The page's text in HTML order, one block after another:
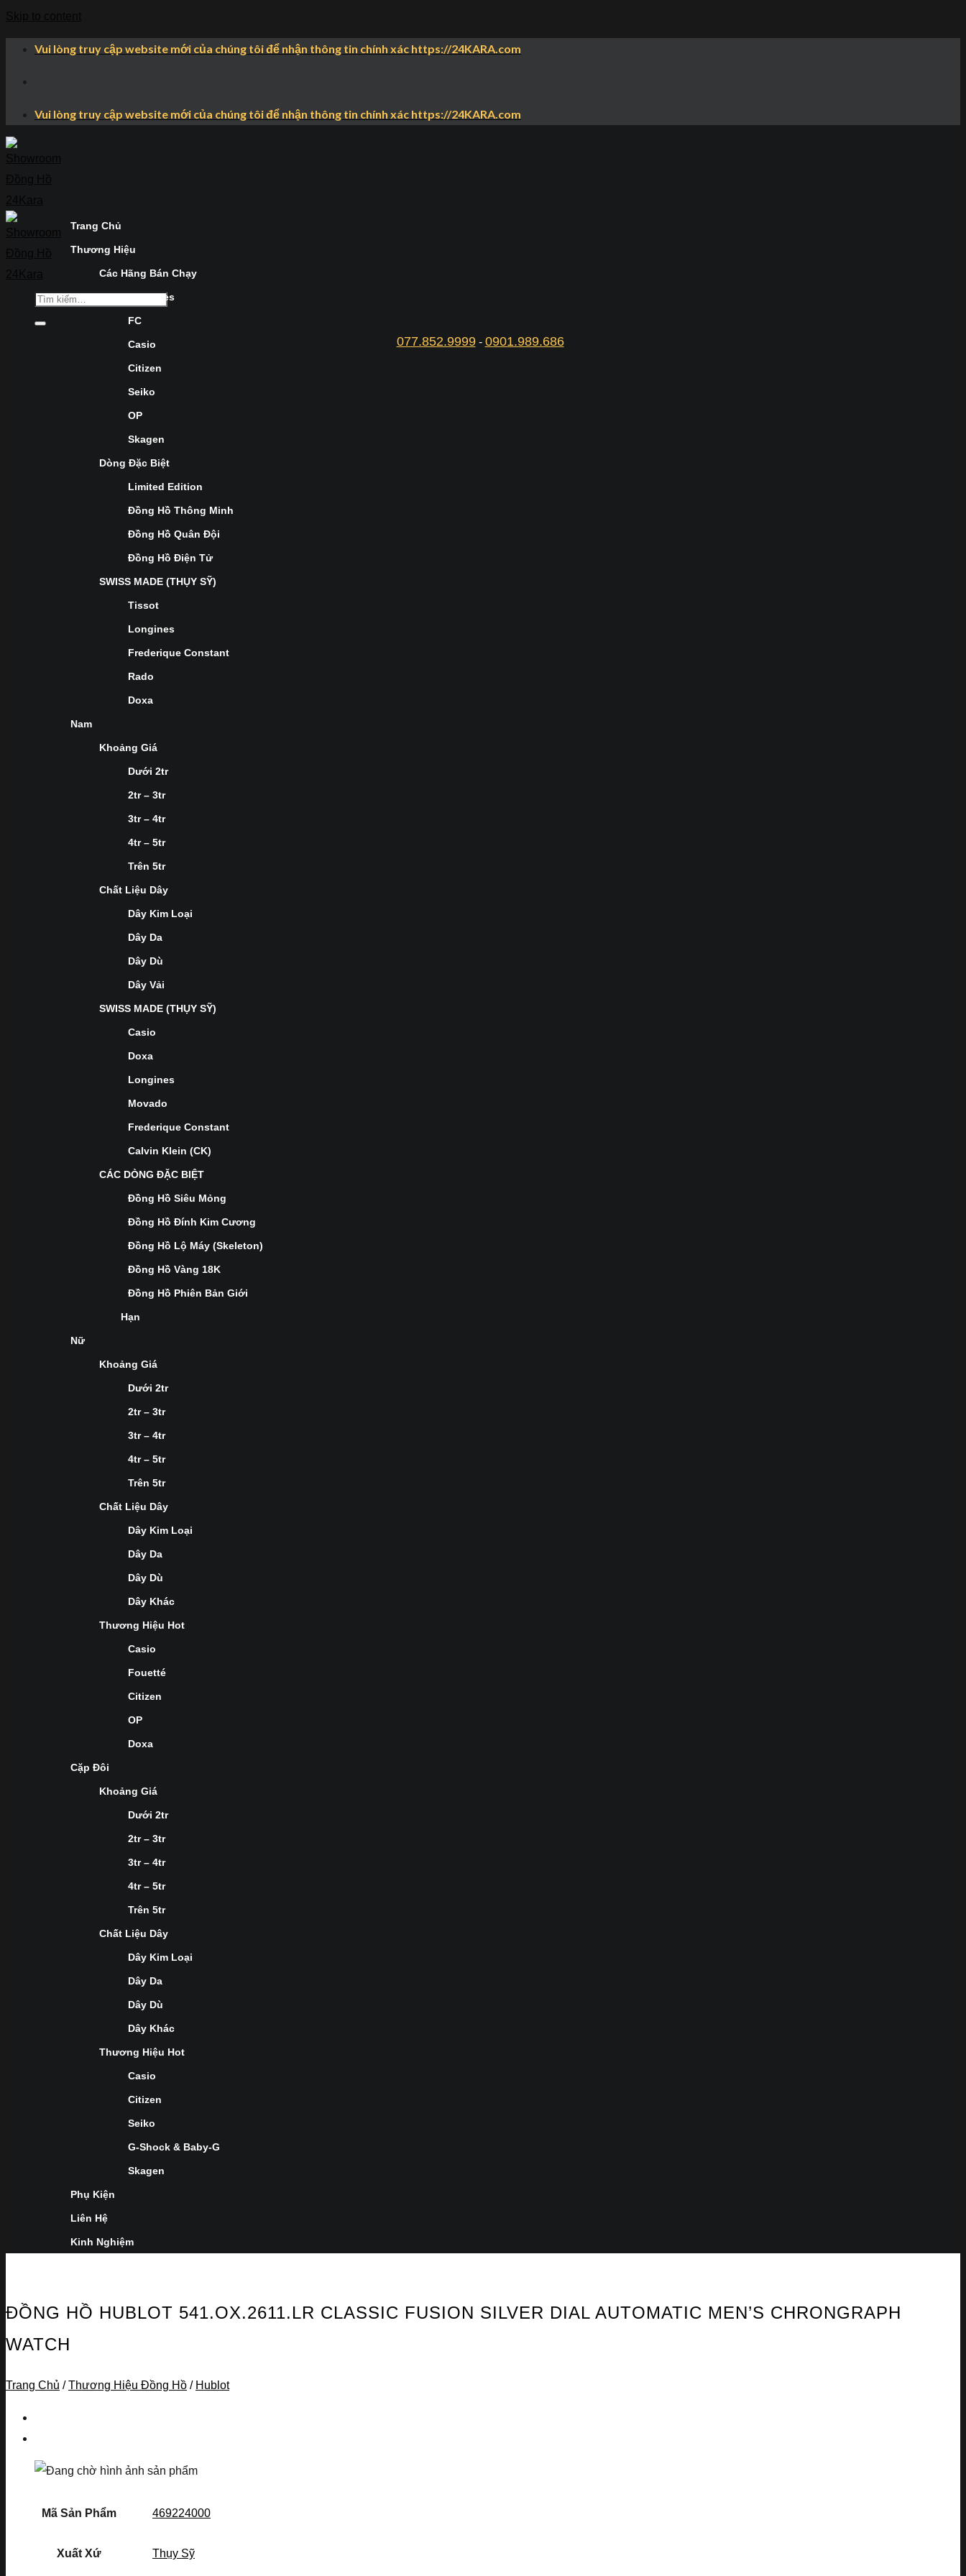
Vui lòng truy cập website mới của chúng tôi để nhận thông tin chính xác https://24KARA.com
Vui lòng truy cập website mới của chúng tôi để nhận thông tin chính xác https://24KARA.com
077.852.9999- 0901.989.686
Trang Chủ
Thương Hiệu
Các Hãng Bán Chạy
Longines
FC
Casio
Citizen
Seiko
OP
Skagen
Dòng Đặc Biệt
Limited Edition
Đồng Hồ Thông Minh
Đồng Hồ Quân Đội
Đồng Hồ Điện Tử
SWISS MADE (THỤY SỸ)
Tissot
Longines
Frederique Constant
Rado
Doxa
Nam
Khoảng Giá
Dưới 2tr
2tr – 3tr
3tr – 4tr
4tr – 5tr
Trên 5tr
Chất Liệu Dây
Dây Kim Loại
Dây Da
Dây Dù
Dây Vải
SWISS MADE (THỤY SỸ)
Casio
Doxa
Longines
Movado
Frederique Constant
Calvin Klein (CK)
CÁC DÒNG ĐẶC BIỆT
Đồng Hồ Siêu Mỏng
Đồng Hồ Đính Kim Cương
Đồng Hồ Lộ Máy (Skeleton)
Đồng Hồ Vàng 18K
Đồng Hồ Phiên Bản Giới
Hạn
Nữ
Khoảng Giá
Dưới 2tr
2tr – 3tr
3tr – 4tr
4tr – 5tr
Trên 5tr
Chất Liệu Dây
Dây Kim Loại
Dây Da
Dây Dù
Dây Khác
Thương Hiệu Hot
Casio
Fouetté
Citizen
OP
Doxa
Cặp Đôi
Khoảng Giá
Dưới 2tr
2tr – 3tr
3tr – 4tr
4tr – 5tr
Trên 5tr
Chất Liệu Dây
Dây Kim Loại
Dây Da
Dây Dù
Dây Khác
Thương Hiệu Hot
Casio
Citizen
Seiko
G-Shock & Baby-G
Skagen
Phụ Kiện
Liên Hệ
Kinh Nghiệm
ĐỒNG HỒ HUBLOT 541.OX.2611.LR CLASSIC FUSION SILVER DIAL AUTOMATIC MEN’S CHRONGRAPH
WATCH
Trang Chủ / Thương Hiệu Đồng Hồ / Hublot
Mã Sản Phẩm 469224000
Xuất Xứ Thụy Sỹ